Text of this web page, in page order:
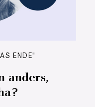
ENDE"
anders,